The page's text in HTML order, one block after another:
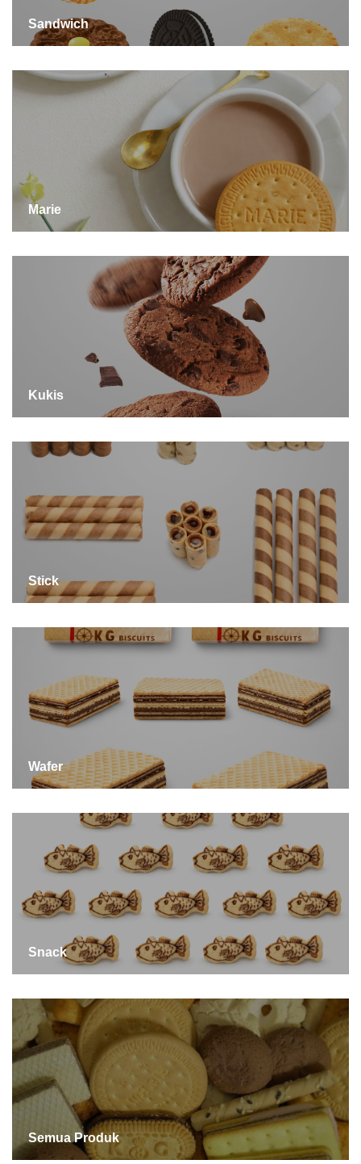
Sandwich
Marie
Kukis
Stick
Wafer
Snack
Semua Produk